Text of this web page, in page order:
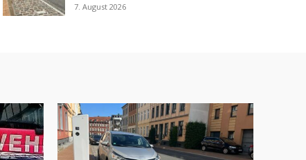
7. August 2026